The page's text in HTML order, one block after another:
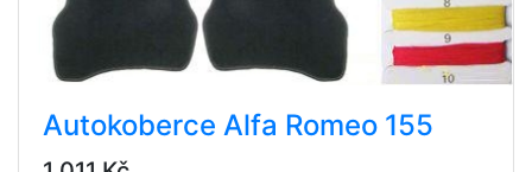
Autokoberce Alfa Romeo 155